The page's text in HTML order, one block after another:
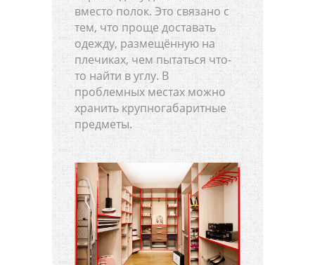
вместо полок. Это связано с
тем, что проще доставать
одежду, размещённую на
плечиках, чем пытаться что-
то найти в углу. В
проблемных местах можно
хранить крупногабаритные
предметы.